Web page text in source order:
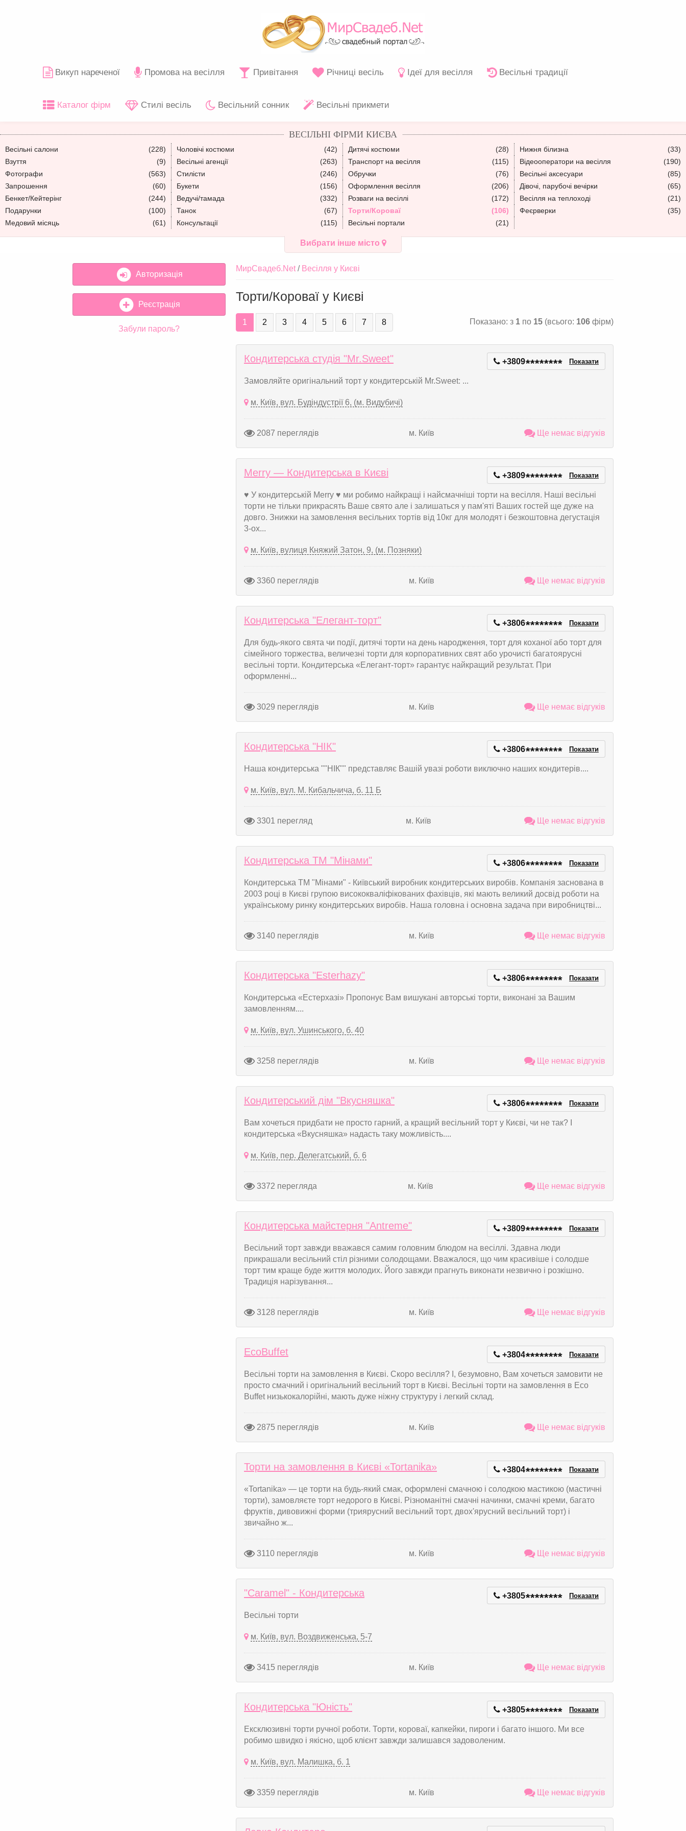
Викуп нареченої Промова на весілля Привітання Річниці весіль Ідеї для весілля Весільні традиції
Каталог фірм Стилі весіль Весільний сонник Весільні прикмети
ВЕСІЛЬНІ ФІРМИ КИЄВА
Весільні салони (228) Чоловічі костюми (42) Дитячі костюми (28) Нижня білизна
(33)
Взуття
(9) Весільні агенції (263) Транспорт на весілля (115) Відеооператори на весілля
(190)
Фотографи
(563) Стилісти (246) Обручки (76) Весільні аксесуари
(85)
Запрошення
(60) Букети (156) Оформлення весілля (206) Дівочі, парубочі вечірки
(65)
Бенкет/Кейтерінг
(244) Ведучі/тамада (332) Розваги на весіллі (172) Весілля на теплоході
(21)
Подарунки
(100) Танок (67) Торти/Короваї (106) Феєрверки
(35)
Медовий місяць
(61) Консультації (115) Весільні портали (21)
Вибрати інше місто
МирСвадеб.Net Весілля у Києві
Торти/Короваї у Києві
1 2 3 4 5 6 7 8 Показано: з 1 по 15 (всього: 106 фірм)
Кондитерська студія "Mr.Sweet" +3809******** Показати
Замовляйте оригінальний торт у кондитерській Mr.Sweet: ...
м. Київ, вул. Будіндустрії 6, (м. Видубичі)
2087 переглядів м. Київ Ще немає відгуків
Merry — Кондитерська в Києві +3809******** Показати
♥ У кондитерській Merry ♥ ми робимо найкращі і найсмачніші торти на весілля. Наші весільні
торти не тільки прикрасять Ваше свято але і залишаться у пам'яті Ваших гостей ще дуже на
довго. Знижки на замовлення весільних тортів від 10кг для молодят і безкоштовна дегустація
3-ох...
м. Київ, вулиця Княжий Затон, 9, (м. Позняки)
3360 переглядів м. Київ Ще немає відгуків
Кондитерська "Елегант-торт" +3806******** Показати
Для будь-якого свята чи події, дитячі торти на день народження, торт для коханої або торт для
сімейного торжества, величезні торти для корпоративних свят або урочисті багатоярусні
весільні торти. Кондитерська «Елегант-торт» гарантує найкращий результат. При
оформленні...
3029 переглядів м. Київ Ще немає відгуків
Кондитерська "НІК" +3806******** Показати
Наша кондитерська ""НІК"" представляє Вашій увазі роботи виключно наших кондитерів....
м. Київ, вул. М. Кибальчича, б. 11 Б
3301 перегляд м. Київ Ще немає відгуків
Кондитерська ТМ "Мінами" +3806******** Показати
Кондитерська ТМ "Мінами" - Київський виробник кондитерських виробів. Компанія заснована в
2003 році в Києві групою висококваліфікованих фахівців, які мають великий досвід роботи на
українському ринку кондитерських виробів. Наша головна і основна задача при виробництві...
3140 переглядів м. Київ Ще немає відгуків
Кондитерська "Esterhazy" +3806******** Показати
Кондитерська «Естерхазі» Пропонує Вам вишукані авторські торти, виконані за Вашим
замовленням....
м. Київ, вул. Ушинського, б. 40
3258 переглядів м. Київ Ще немає відгуків
Кондитерський дім "Вкусняшка" +3806******** Показати
Вам хочеться придбати не просто гарний, а кращий весільний торт у Києві, чи не так? І
кондитерська «Вкусняшка» надасть таку можливість....
м. Київ, пер. Делегатський, б. 6
3372 перегляда м. Київ Ще немає відгуків
Кондитерська майстерня "Аntreme" +3809******** Показати
Весільний торт завжди вважався самим головним блюдом на весіллі. Здавна люди
прикрашали весільний стіл різними солодощами. Вважалося, що чим красивіше і солодше
торт тим краще буде життя молодих. Його завжди прагнуть виконати незвично і розкішно.
Традиція нарізування...
3128 переглядів м. Київ Ще немає відгуків
EcoBuffet +3804******** Показати
Весільні торти на замовлення в Києві. Скоро весілля? І, безумовно, Вам хочеться замовити не
просто смачний і оригінальний весільний торт в Києві. Весільні торти на замовлення в Eco
Buffet низькокалорійні, мають дуже ніжну структуру і легкий склад.
2875 переглядів м. Київ Ще немає відгуків
Торти на замовлення в Києві «Tortanika» +3804******** Показати
«Tortanika» — це торти на будь-який смак, оформлені смачною і солодкою мастикою (мастичні
торти), замовляєте торт недорого в Києві. Різноманітні смачні начинки, смачні креми, багато
фруктів, дивовижні форми (триярусний весільний торт, двох'ярусний весільний торт) і
звичайно ж...
3110 переглядів м. Київ Ще немає відгуків
"Caramel" - Кондитерська +3805******** Показати
Весільні торти
м. Київ, вул. Воздвиженська, 5-7
3415 переглядів м. Київ Ще немає відгуків
Кондитерська "Юність" +3805******** Показати
Ексклюзивні торти ручної роботи. Торти, короваї, капкейки, пироги і багато іншого. Ми все
робимо швидко і якісно, щоб клієнт завжди залишався задоволеним.
м. Київ, вул. Малишка, б. 1
3359 переглядів м. Київ Ще немає відгуків
Авторизація
Реєстрація
Забули пароль?